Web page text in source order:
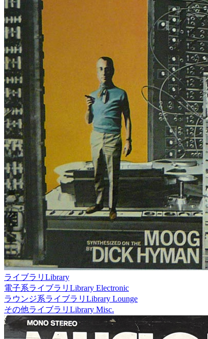
ライブラリ Library
電子系ライブラリ Library Electronic
ラウンジ系ライブラリ Library Lounge
その他ライブラリ Library Misc.